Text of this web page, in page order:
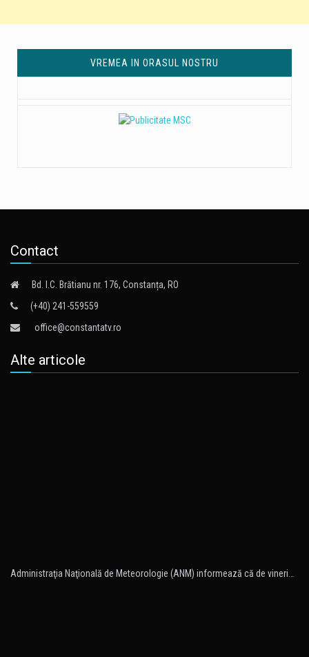
VREMEA IN ORASUL NOSTRU
Contact
Bd. I.C. Brătianu nr. 176, Constanța, RO
(+40) 241-559559
office@constantatv.ro
Alte articole
Administraţia Naţională de Meteorologie (ANM) informează că de vineri…